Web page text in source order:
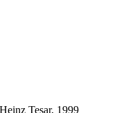
Tesar, 1999